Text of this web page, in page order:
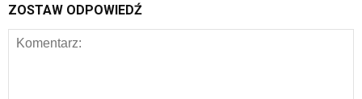
ZOSTAW ODPOWIEDŹ